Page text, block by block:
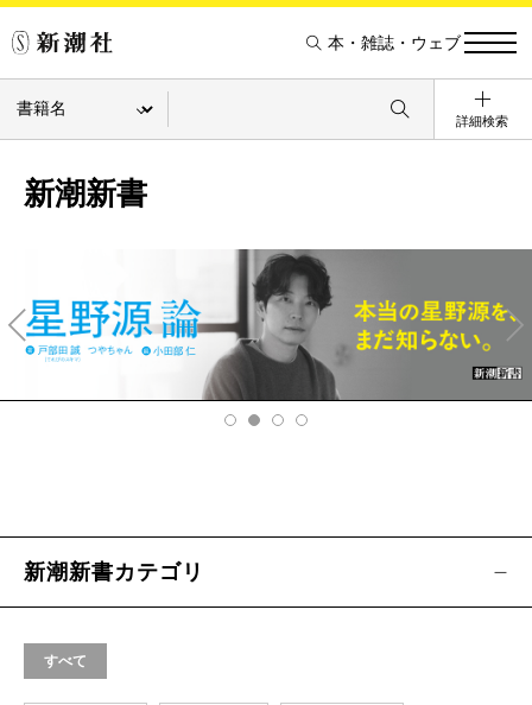
本・雑誌・ウェブ
詳細検索
新潮新書
v
Ne
xt
新潮新書カテゴリ
すべて